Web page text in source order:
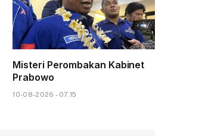
Misteri Perombakan Kabinet
Prabowo
10-08-2026 - 07.15